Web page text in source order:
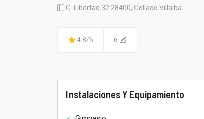
C. Libertad 32 28400, Collado Villalba
4.8/5 6
Instalaciones Y Equipamiento